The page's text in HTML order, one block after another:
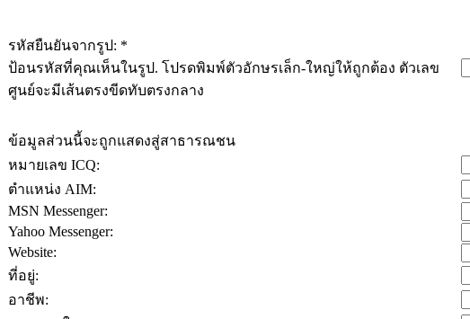
รหัสยืนยันจากรูป: *
ป้อนรหัสที่คุณเห็นในรูป. โปรดพิมพ์ตัวอักษรเล็ก-ใหญ่ให้ถูกต้อง ตัวเลข
ศูนย์จะมีเส้นตรงขีดทับตรงกลาง
ข้อมูลส่วนนี้จะถูกแสดงสู่สาธารณชน
หมายเลข ICQ:
ตำแหน่ง AIM:
MSN Messenger:
Yahoo Messenger:
Website:
ที่อยู่:
อาชีพ: